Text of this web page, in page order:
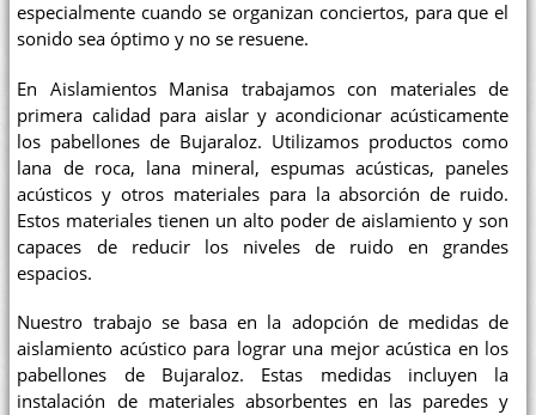
especialmente cuando se organizan conciertos, para que el
sonido sea óptimo y no se resuene.
En Aislamientos Manisa trabajamos con materiales de
primera calidad para aislar y acondicionar acústicamente
los pabellones de Bujaraloz. Utilizamos productos como
lana de roca, lana mineral, espumas acústicas, paneles
acústicos y otros materiales para la absorción de ruido.
Estos materiales tienen un alto poder de aislamiento y son
capaces de reducir los niveles de ruido en grandes
espacios.
Nuestro trabajo se basa en la adopción de medidas de
aislamiento acústico para lograr una mejor acústica en los
pabellones de Bujaraloz. Estas medidas incluyen la
instalación de materiales absorbentes en las paredes y